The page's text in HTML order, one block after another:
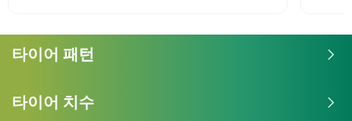
타이어 패턴
타이어 치수